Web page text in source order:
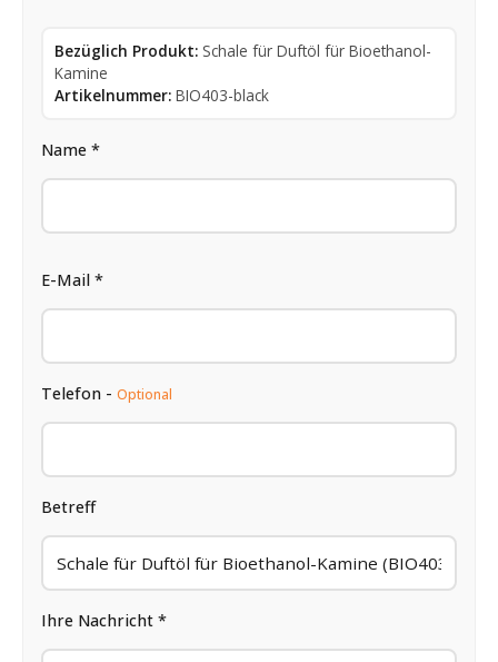
Bezüglich Produkt: Schale für Duftöl für Bioethanol-
Kamine
Artikelnummer: BIO403-black
Name *
E-Mail *
Telefon - Optional
Betreff
Ihre Nachricht *